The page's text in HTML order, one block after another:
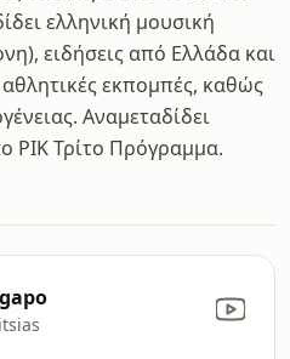
ελληνική μουσική
ειδήσεις από Ελλάδα και
εκπομπές, καθώς
Αναμεταδίδει
ΡΙΚ Τρίτο Πρόγραμμα.